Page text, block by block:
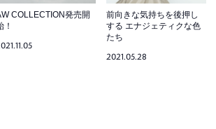
COLLECTION発売開
！
前向きな気持ちを後押し
する エナジェティクな色
たち
2021.05.28